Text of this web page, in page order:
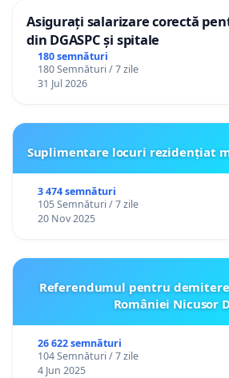
Asigurați salarizare corectă
din DGASPC și spitale
180 semnături
180 Semnături / 7 zile
31 Jul 2026
Suplimentare locuri rezidențiat
3 474 semnături
105 Semnături / 7 zile
20 Nov 2025
Referendumul pentru
României Nicusor
26 622 semnături
104 Semnături / 7 zile
4 Jun 2025